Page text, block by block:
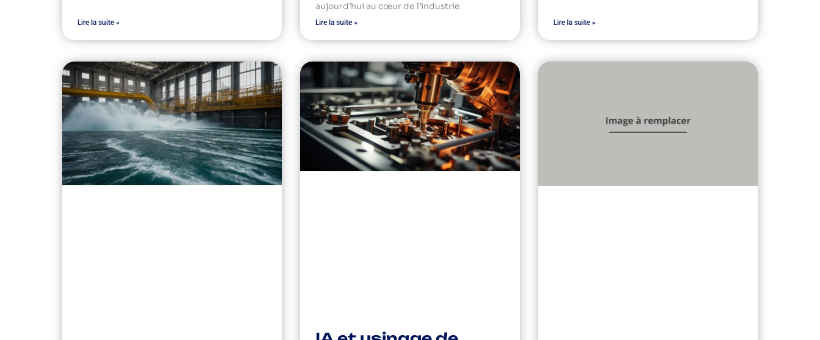
Lire la suite »
aujourd’hui au cœur de l’industrie
Lire la suite » Lire la suite »